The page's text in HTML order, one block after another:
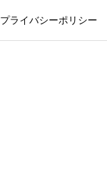
プライバシーポリシー